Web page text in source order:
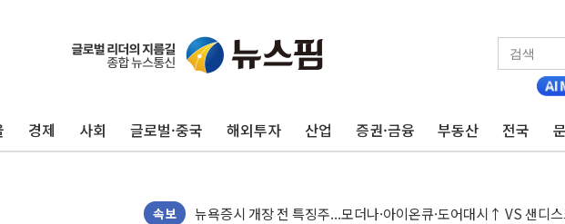
경제 사회 글로벌·중국 해외투자 산업 증권·금융 부동산 전국
속보
리투아니아 국방 "러, 우크라 드론으로 나토 회원국 공격 검토…
뉴욕증시 개장 전 특징주...모더나·아이온큐·도어대시↑ VS 샌디